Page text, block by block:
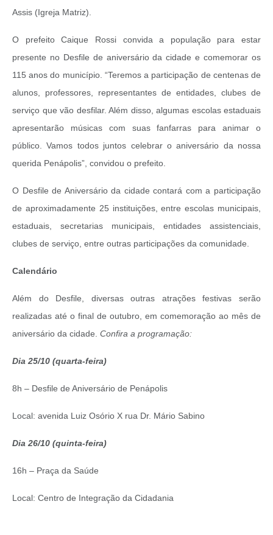
Assis (Igreja Matriz).
O prefeito Caique Rossi convida a população para estar
presente no Desfile de aniversário da cidade e comemorar os
115 anos do município. “Teremos a participação de centenas de
alunos, professores, representantes de entidades, clubes de
serviço que vão desfilar. Além disso, algumas escolas estaduais
apresentarão músicas com suas fanfarras para animar o
público. Vamos todos juntos celebrar o aniversário da nossa
querida Penápolis”, convidou o prefeito.
O Desfile de Aniversário da cidade contará com a participação
de aproximadamente 25 instituições, entre escolas municipais,
estaduais, secretarias municipais, entidades assistenciais,
clubes de serviço, entre outras participações da comunidade.
Calendário
Além do Desfile, diversas outras atrações festivas serão
realizadas até o final de outubro, em comemoração ao mês de
aniversário da cidade. Confira a programação:
Dia 25/10 (quarta-feira)
8h – Desfile de Aniversário de Penápolis
Local: avenida Luiz Osório X rua Dr. Mário Sabino
Dia 26/10 (quinta-feira)
16h – Praça da Saúde
Local: Centro de Integração da Cidadania